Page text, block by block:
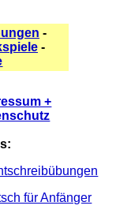
-
-
+
für Anfänger